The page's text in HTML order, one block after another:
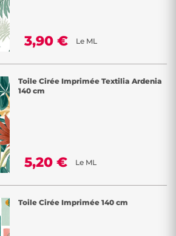
3,90 € Le ML
Toile Cirée Imprimée Textilia Ardenia
140 cm
5,20 € Le ML
Toile Cirée Imprimée 140 cm